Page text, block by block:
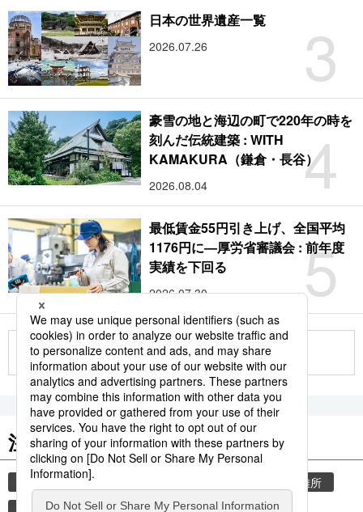
3
日本の世界遺産一覧
2026.07.26
4
豪雪の地と海辺の町で220年の時を
刻んだ伝統建築 : WITH
KAMAKURA（鎌倉・長谷）
2026.08.04
5
最低賃金55円引き上げ、全国平均
1176円に―厚労省審議会 : 前年度
実績を下回る
2026.07.30
もっと見る
注目のキーワード
共同通信ニュース
避難所